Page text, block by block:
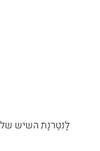
לָנטֶרנָת השיש של